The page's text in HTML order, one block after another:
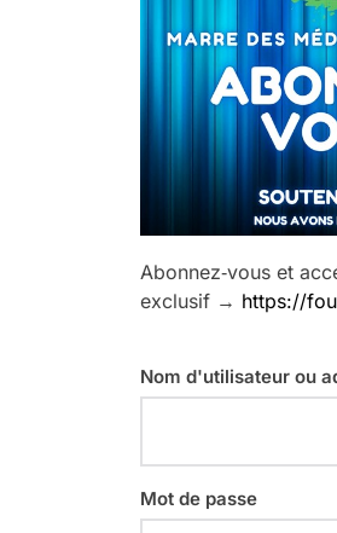
Abonnez‑vous et
exclusif → https://
Nom d'utilisateur ou
Mot de passe